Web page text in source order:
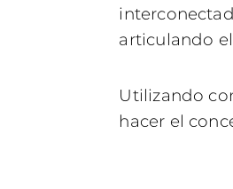
articulando
Utilizando
hacer el